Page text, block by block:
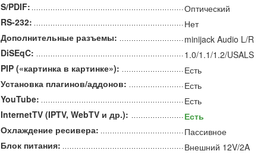
S/PDIF:
Оптический
RS-232:
Нет
Дополнительные разъемы:
minijack Audio L/R
DiSEqC:
1.0/1.1/1.2/USALS
PIP («картинка в картинке»):
Есть
Установка плагинов/аддонов:
Есть
YouTube:
Есть
InternetTV (IPTV, WebTV и др.):
Есть
Охлаждение ресивера:
Пассивное
Блок питания:
Внешний 12V/2A